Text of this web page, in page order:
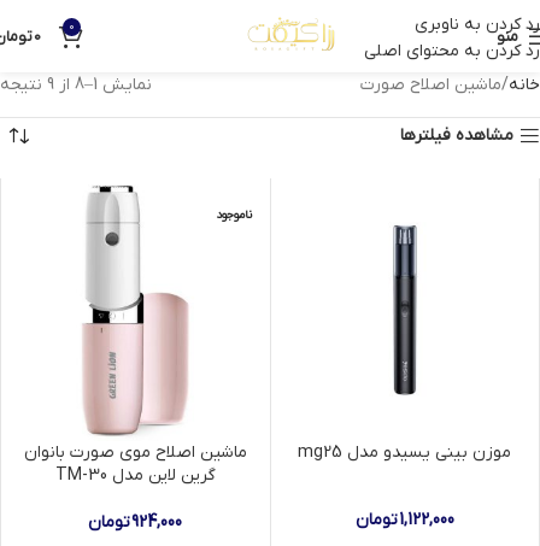
رد کردن به ناوبری
رد کردن به محتوای اصلی
منو 0
0
خانه ماشین اصلاح صورت نمایش 1–8 از 9 نتیجه
مشاهده فیلترها
موزن بینی یسیدو مدل mg25
1,122,000تومان
ناموجود
ماشین اصلاح موی صورت بانوان
گرین لاین مدل TM-30
924,000تومان